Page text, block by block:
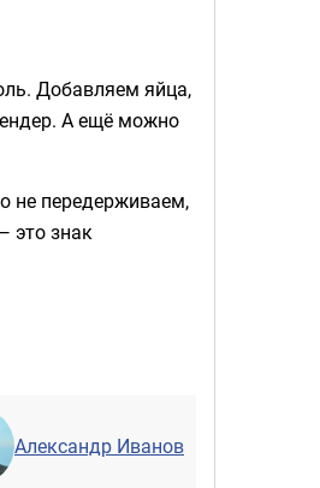
Добавляем яйца,
А ещё можно
не передерживаем,
это знак
Александр Иванов